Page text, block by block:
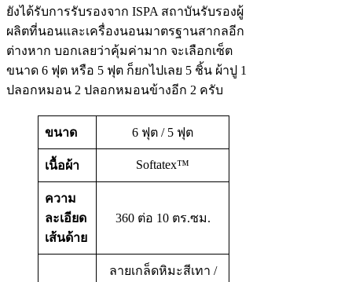
ยังได้รับการรับรองจาก ISPA สถาบันรับรองผู้
ผลิตที่นอนและเครื่องนอนมาตรฐานสากลอีก
ต่างหาก บอกเลยว่าคุ้มค่ามาก จะเลือกเซ็ต
ขนาด 6 ฟุต หรือ 5 ฟุต ก็ยกไปเลย 5 ชิ้น ผ้าปู 1
ปลอกหมอน 2 ปลอกหมอนข้างอีก 2 ครับ
ขนาด 6 ฟุต / 5 ฟุต
เนื้อผ้า Softatex™
ความ
ละเอียด
เส้นด้าย
360 ต่อ 10 ตร.ซม.
ลายเกล็ดหิมะสีเทา /